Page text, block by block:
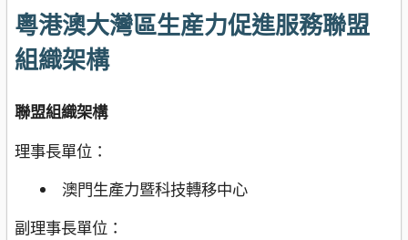
粵港澳大灣區生産力促進服務聯盟
組織架構
聯盟組織架構
理事長單位：
澳門生產力暨科技轉移中心
副理事長單位：